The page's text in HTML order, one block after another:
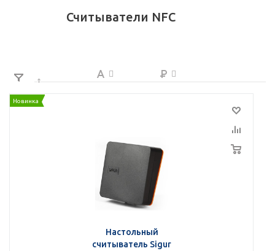
Считыватели NFC
Новинка
Настольный
считыватель Sigur